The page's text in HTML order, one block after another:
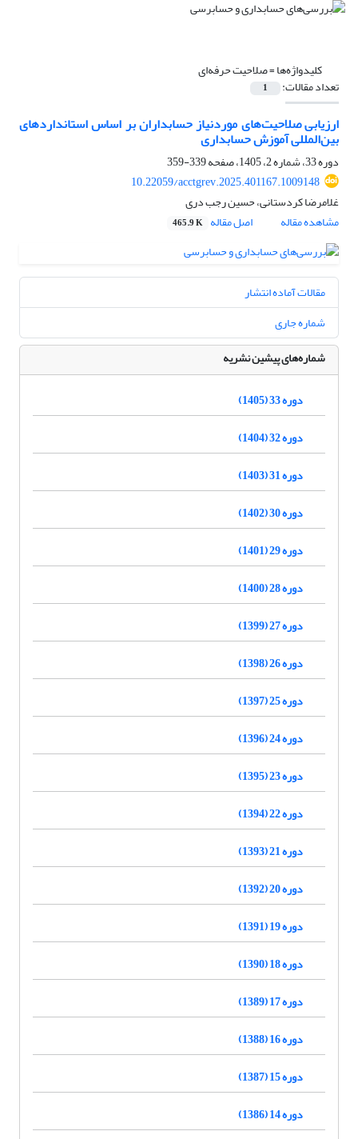
کلیدواژه‌ها =صلاحیت حرفه‌ای
تعداد مقالات: 1
ارزیابی صلاحیت‌‌های موردنیاز حسابداران بر اساس استانداردهای
بین‌‌المللی آموزش حسابداری
دوره 33، شماره 2، 1405، صفحه
339-359
10.22059/acctgrev.2025.401167.1009148
غلامرضا کردستانی، حسین رجب دری
مشاهده مقاله
اصل مقاله 465.9 K
مقالات آماده انتشار
شماره جاری
شماره‌های پیشین نشریه
دوره 33 (1405)
دوره 32 (1404)
دوره 31 (1403)
دوره 30 (1402)
دوره 29 (1401)
دوره 28 (1400)
دوره 27 (1399)
دوره 26 (1398)
دوره 25 (1397)
دوره 24 (1396)
دوره 23 (1395)
دوره 22 (1394)
دوره 21 (1393)
دوره 20 (1392)
دوره 19 (1391)
دوره 18 (1390)
دوره 17 (1389)
دوره 16 (1388)
دوره 15 (1387)
دوره 14 (1386)